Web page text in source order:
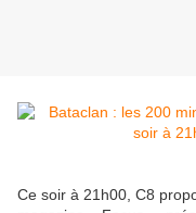
Ce soir à 21h00, C8